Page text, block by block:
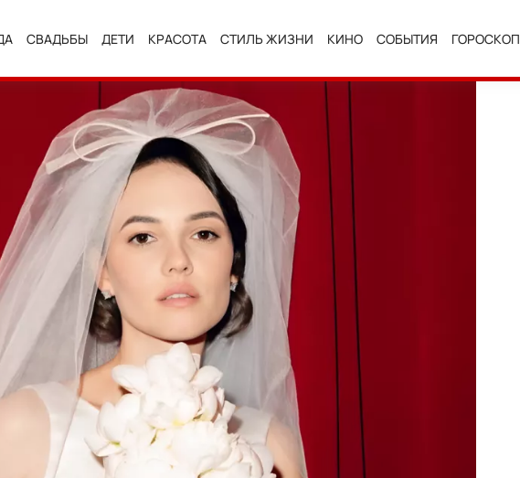
СВАДЬБЫ ДЕТИ КРАСОТА СТИЛЬ ЖИЗНИ КИНО СОБЫТИЯ ГОРОСКОП